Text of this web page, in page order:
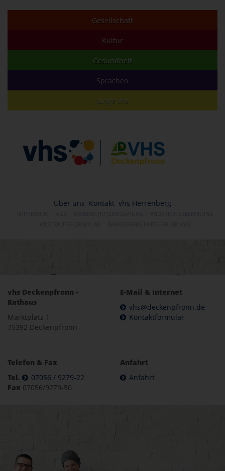
Gesellschaft
Kultur
Gesundheit
Sprachen
junge vhs
Über uns Kontakt vhs Herrenberg
vhs Deckenpfronn -
Rathaus
Marktplatz 1
75392 Deckenpfronn
E-Mail & Internet
vhs@deckenpfronn.de
Kontaktformular
Telefon & Fax
Tel.
07056 / 9279-22
Fax 07056/9279-50
Anfahrt
Anfahrt